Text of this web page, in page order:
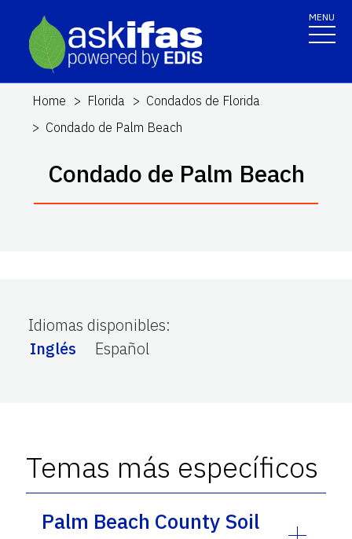
MENU
Home Florida
Condados de Florida
Condado de Palm Beach
Condado de Palm Beach
Idiomas disponibles:
Inglés
Español
Temas más específicos
Palm Beach County Soil